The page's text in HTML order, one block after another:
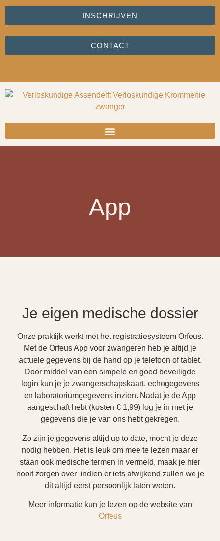
INSCHRIJVEN
CONTACT
App
Je eigen medische dossier
Onze praktijk werkt met het registratiesysteem Orfeus.
Met de Orfeus App voor zwangeren heb je altijd je
actuele gegevens bij de hand op je telefoon of tablet.
Door middel van een simpele en goed beveiligde
login kun je je zwangerschapskaart, echogegevens
en laboratoriumgegevens inzien. Nadat je de App
aangeschaft hebt (kosten € 1,99) log je in met je
gegevens die je van ons hebt gekregen.
Zo zijn je gegevens altijd up to date, mocht je deze
nodig hebben. Het is leuk om mee te lezen maar er
staan ook medische termen in vermeld, maak je hier
nooit zorgen over indien er iets afwijkend zullen we je
dit altijd eerst persoonlijk laten weten.
Meer informatie kun je lezen op de website van
Orfeus